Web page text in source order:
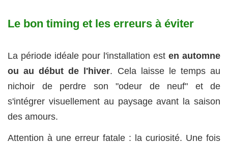
Le bon timing et les erreurs à éviter
La période idéale pour l'installation est en automne
ou au début de l'hiver. Cela laisse le temps au
nichoir de perdre son "odeur de neuf" et de
s'intégrer visuellement au paysage avant la saison
des amours.
Attention à une erreur fatale : la curiosité. Une fois